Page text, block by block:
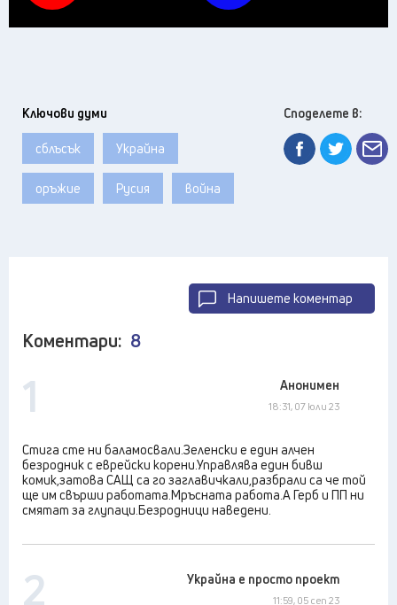
Ключови думи
сблъсък Украйна
оръжие Русия война
Споделете в:
Напишете коментар
Коментари: 8
1 Анонимен
18:31, 07 юли 23
Стига сте ни баламосвали.Зеленски е един алчен
безродник с еврейски корени.Управлява един бивш
комик,затова САЩ са го заглавичкали,разбрали са че той
ще им свърши работата.Мръсната работа.А Герб и ПП ни
смятат за глупаци.Безродници наведени.
2 Украйна е просто проект
11:59, 05 сеп 23